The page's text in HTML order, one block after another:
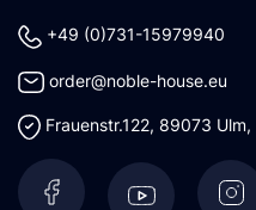
+49 (0)731-15979940
order@noble-house.eu
Frauenstr.122, 89073 Ulm,